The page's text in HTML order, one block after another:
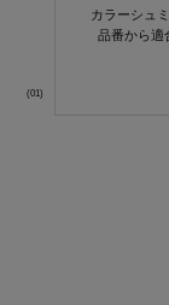
カラーシュ
品番から適